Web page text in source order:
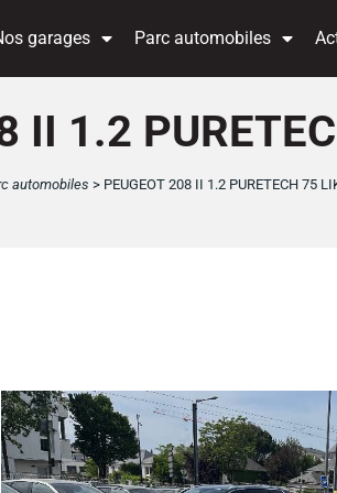
garages Parc automobiles
II 1.2
automobiles > PEUGEOT 208 II 1.2 PURETECH 75